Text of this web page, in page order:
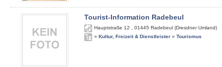
Tourist-Information Radebeul
Hauptstraße 12 01445 Radebeul (Dresdner Umland)
» Kultur, Freizeit & Dienstleister » Tourismus